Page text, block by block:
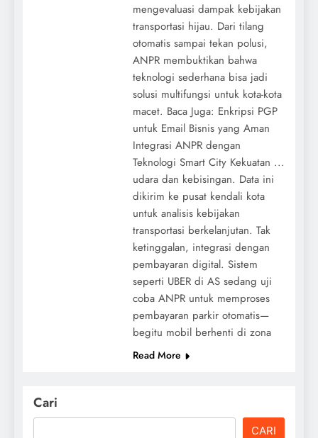
mengevaluasi dampak kebijakan
transportasi hijau. Dari tilang
otomatis sampai tekan polusi,
ANPR membuktikan bahwa
teknologi sederhana bisa jadi
solusi multifungsi untuk kota-kota
macet. Baca Juga: Enkripsi PGP
untuk Email Bisnis yang Aman
Integrasi ANPR dengan
Teknologi Smart City Kekuatan ...
udara dan kebisingan. Data ini
dikirim ke pusat kendali kota
untuk analisis kebijakan
transportasi berkelanjutan. Tak
ketinggalan, integrasi dengan
pembayaran digital. Sistem
seperti UBER di AS sedang uji
coba ANPR untuk memproses
pembayaran parkir otomatis—
begitu mobil berhenti di zona
Read More
Cari
CARI